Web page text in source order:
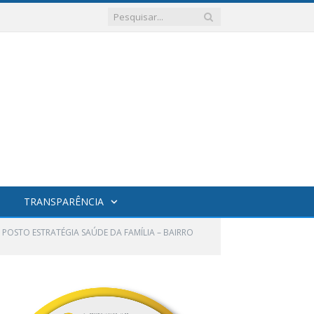
TRANSPARÊNCIA
ESTRATÉGIA SAÚDE DA FAMÍLIA – BAIRRO